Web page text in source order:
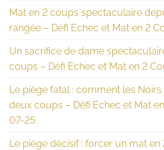
Mat en 2 coups spectaculaire
rangée – Défi Echec et Mat en 2
Un sacrifice de dame
coups – Défi Echec et Mat en 2
Le piège fatal : comment les
deux coups – Défi Echec et Mat
07-25
Le piège décisif : forcer un mat